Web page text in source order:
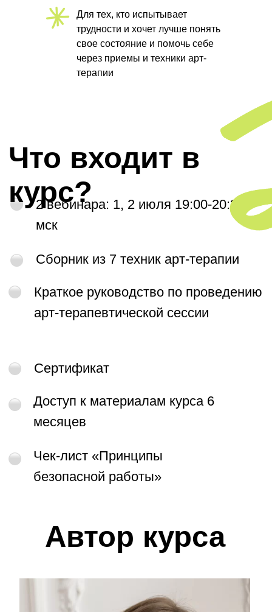
Для тех, кто испытывает
трудности и хочет лучше понять
свое состояние и помочь себе
через приемы и техники арт-
терапии
месяцев
Чек-лист «Принципы
безопасной работы»
ПРИНЯТЬ УЧАСТИЕ
Полина Постельгина
опытом работы 8 лет. Сооснователь ООО
«Академия арт-терапии».Автор более 40
образовательных и терапевтических курсов по
Стоимость курса
10 500 рублей